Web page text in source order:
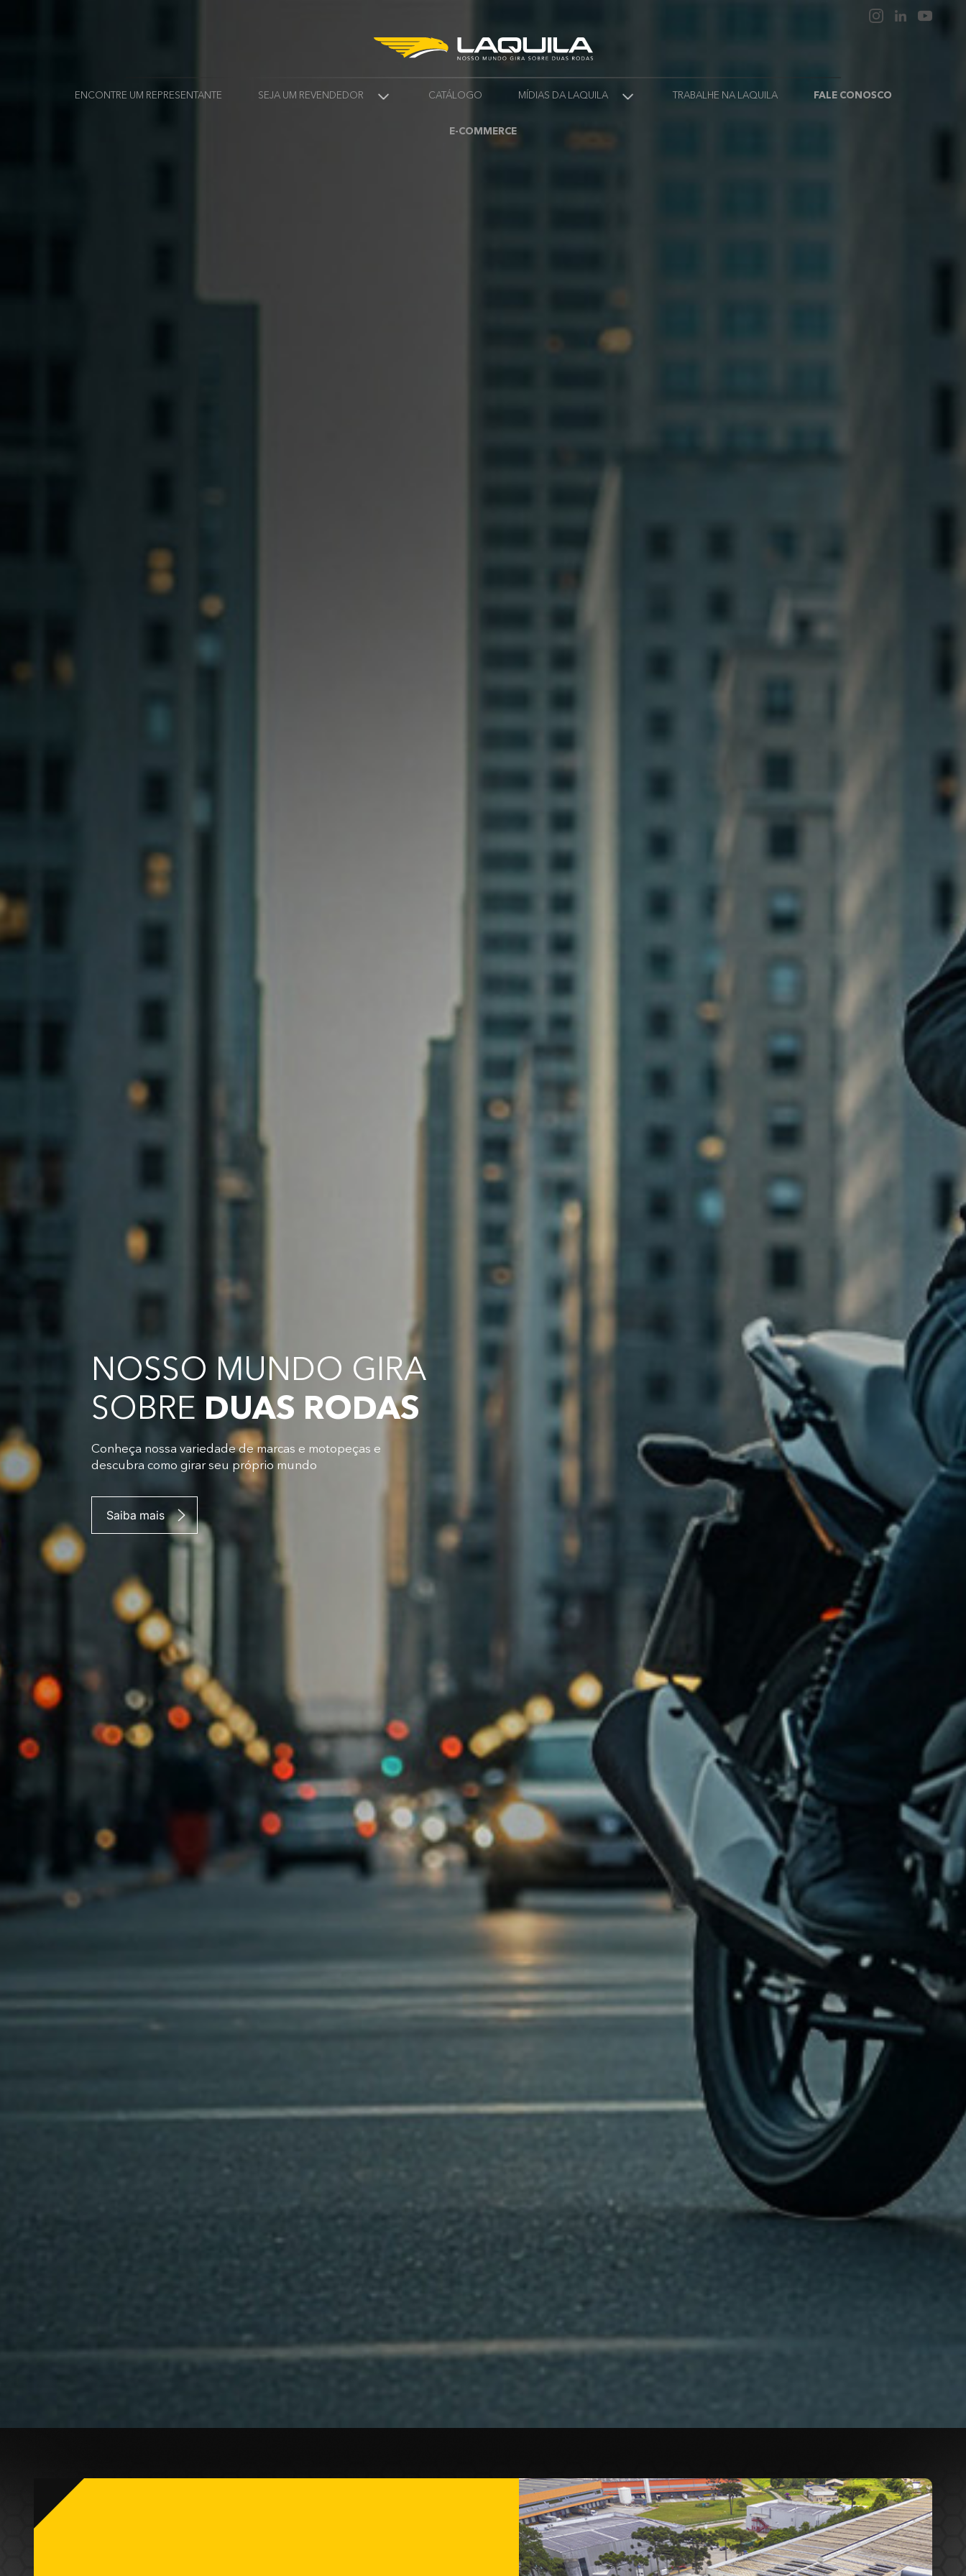
ENCONTRE UM REPRESENTANTE SEJA UM REVENDEDOR CATÁLOGO MÍDIAS DA LAQUILA TRABALHE NA LAQUILA FALE CONOSCO
E-COMMERCE
NOSSO MUNDO GIRA
SOBRE DUAS RODAS
Conheça nossa variedade de marcas e motopeças e
descubra como girar seu próprio mundo
Saiba mais